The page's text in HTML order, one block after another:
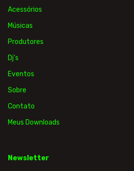
Acessórios
Músicas
Produtores
Dj's
Eventos
Sobre
Contato
Meus Downloads
Newsletter